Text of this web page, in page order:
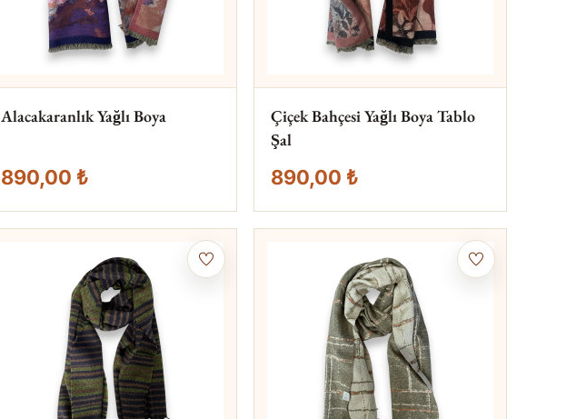
Alacakaranlık Yağlı Boya
890,00 ₺
Çiçek Bahçesi Yağlı Boya Tablo
Şal
890,00 ₺